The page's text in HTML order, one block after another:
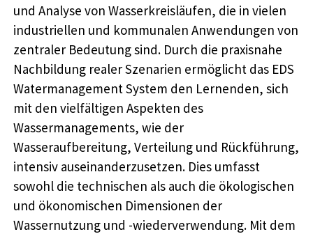
und Analyse von Wasserkreisläufen, die in vielen
industriellen und kommunalen Anwendungen von
zentraler Bedeutung sind. Durch die praxisnahe
Nachbildung realer Szenarien ermöglicht das EDS
Watermanagement System den Lernenden, sich
mit den vielfältigen Aspekten des
Wassermanagements, wie der
Wasseraufbereitung, Verteilung und Rückführung,
intensiv auseinanderzusetzen. Dies umfasst
sowohl die technischen als auch die ökologischen
und ökonomischen Dimensionen der
Wassernutzung und -wiederverwendung. Mit dem